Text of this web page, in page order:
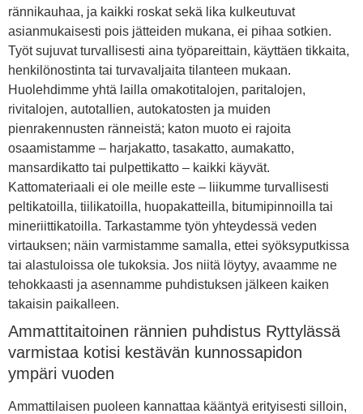
rännikauhaa, ja kaikki roskat sekä lika kulkeutuvat
asianmukaisesti pois jätteiden mukana, ei pihaa sotkien.
Työt sujuvat turvallisesti aina työpareittain, käyttäen tikkaita,
henkilönostinta tai turvavaljaita tilanteen mukaan.
Huolehdimme yhtä lailla omakotitalojen, paritalojen,
rivitalojen, autotallien, autokatosten ja muiden
pienrakennusten ränneistä; katon muoto ei rajoita
osaamistamme – harjakatto, tasakatto, aumakatto,
mansardikatto tai pulpettikatto – kaikki käyvät.
Kattomateriaali ei ole meille este – liikumme turvallisesti
peltikatoilla, tiilikatoilla, huopakatteilla, bitumipinnoilla tai
mineriittikatoilla. Tarkastamme työn yhteydessä veden
virtauksen; näin varmistamme samalla, ettei syöksyputkissa
tai alastuloissa ole tukoksia. Jos niitä löytyy, avaamme ne
tehokkaasti ja asennamme puhdistuksen jälkeen kaiken
takaisin paikalleen.
Ammattitaitoinen rännien puhdistus Ryttylässä
varmistaa kotisi kestävän kunnossapidon
ympäri vuoden
Ammattilaisen puoleen kannattaa kääntyä erityisesti silloin,